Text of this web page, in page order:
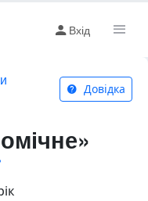
Вхід
Довідка